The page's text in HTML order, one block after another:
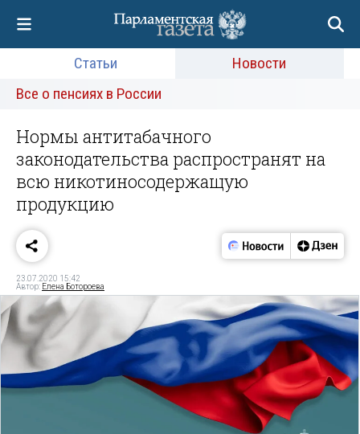
Статьи
Новости
Все о пенсиях в России
Нормы антитабачного
законодательства распространят на
всю никотиносодержащую
продукцию
23.07.2020 15:42
Автор: Елена Ботороева